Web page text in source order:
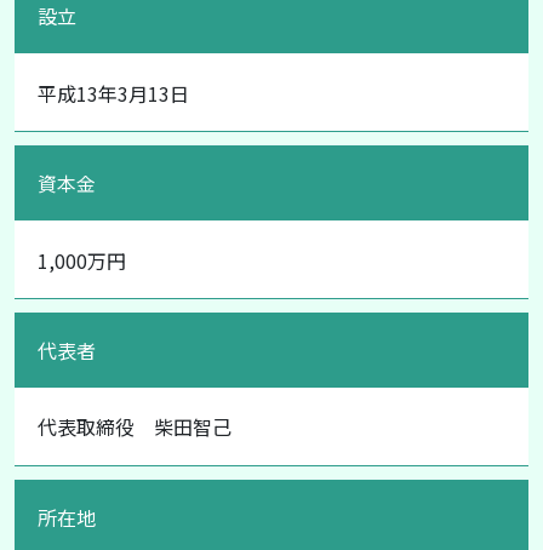
設立
平成13年3月13日
資本金
1,000万円
代表者
代表取締役 柴田智己
所在地